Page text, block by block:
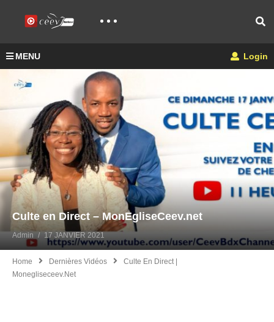
MENU Login
Culte en Direct – MonEgliseCeev.net
Admin 17 JANVIER 2021
Home Dernières Vidéos
Culte En Direct |
Monegliseceev.net